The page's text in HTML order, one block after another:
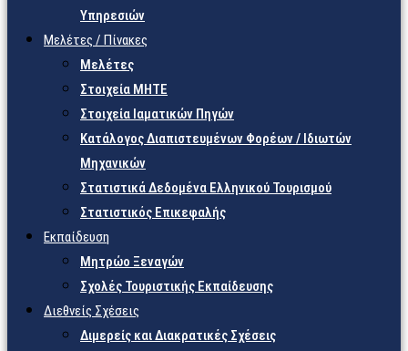
Υπηρεσιών
Μελέτες / Πίνακες
Μελέτες
Στοιχεία ΜΗΤΕ
Στοιχεία Ιαματικών Πηγών
Κατάλογος Διαπιστευμένων Φορέων / Ιδιωτών
Μηχανικών
Στατιστικά Δεδομένα Ελληνικού Τουρισμού
Στατιστικός Επικεφαλής
Εκπαίδευση
Μητρώο Ξεναγών
Σχολές Τουριστικής Εκπαίδευσης
Διεθνείς Σχέσεις
Διμερείς και Διακρατικές Σχέσεις